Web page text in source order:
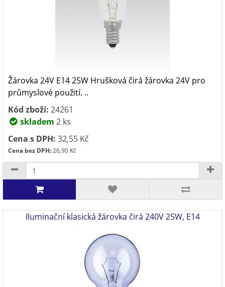
Žárovka 24V E14 25W Hrušková čirá žárovka 24V pro
průmyslové použití. ..
Kód zboží: 24261
skladem 2 ks
Cena s DPH: 32,55 Kč
Cena bez DPH:26,90 Kč
Iluminační klasická žárovka čirá 240V 25W, E14